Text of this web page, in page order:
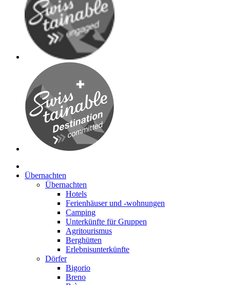
Übernachten
Übernachten
Hotels
Ferienhäuser und -wohnungen
Camping
Unterkünfte für Gruppen
Agritourismus
Berghütten
Erlebnisunterkünfte
Dörfer
Bigorio
Breno